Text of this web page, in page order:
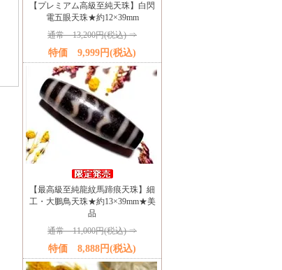
【プレミアム高級至純天珠】白閃
電五眼天珠★約12×39mm
通常 13,200円(税込) ⇒
特価 9,999円(税込)
【最高級至純龍紋馬蹄痕天珠】細
工・大鵬鳥天珠★約13×39mm★美
品
通常 11,000円(税込) ⇒
特価 8,888円(税込)